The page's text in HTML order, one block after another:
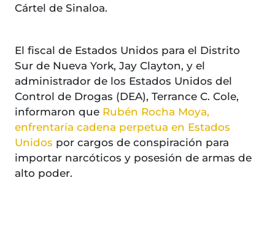
Cártel de Sinaloa.
El fiscal de Estados Unidos para el Distrito
Sur de Nueva York, Jay Clayton, y el
administrador de los Estados Unidos del
Control de Drogas (DEA), Terrance C. Cole,
informaron que Rubén Rocha Moya,
enfrentaría cadena perpetua en Estados
Unidos por cargos de conspiración para
importar narcóticos y posesión de armas de
alto poder.